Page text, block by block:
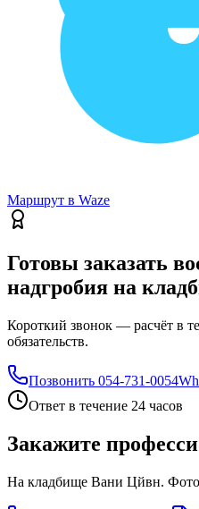
Маршрут в Waze
Готовы заказать
надгробия на
Короткий звонок — расчёт в
обязательств.
Позвонить 054-731-0054
Ответ в течение 24 часов
Закажите
На кладбище Вани Цйвн.